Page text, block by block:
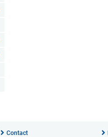
Contact